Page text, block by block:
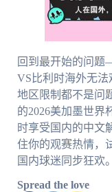
回到最开始的问
VS比利时海外无法
地区限制都不是问
的2026美加墨世界
时享受国内的中文
住你的观赛热情，
国内球迷同步狂欢。
Spread the love